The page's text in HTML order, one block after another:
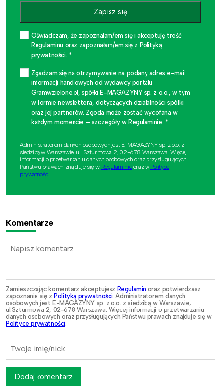
Zapisz się
Oświadczam, że zapoznałam/em się i akceptuję treść
Regulaminu oraz zapoznałam/em się z Polityką
prywatności. *
Zgadzam się na otrzymywanie na podany adres e-mail
informacji handlowych od wydawcy portalu
Gramwzielone.pl, spółki E-MAGAZYNY sp. z o.o., w tym
w formie newslettera, dotyczących działalności spółki
oraz jej partnerów. Zgoda może zostać wycofana w
każdym momencie – szczegóły w Regulaminie. *
Administratorem danych osobowych jest E-MAGAZYNY sp. z o.o. z
siedzibą w Warszawie, ul. Szturmowa 2, 02-678 Warszawa. Więcej
informacji o przetwarzaniu danych osobowych oraz przysługujących
Państwu prawach znajduje się w Regulaminieoraz w Polityce
prywatności.
Komentarze
Zamieszczając komentarz akceptujesz Regulamin oraz potwierdzasz
zapoznanie się zPolityką prywatności . Administratorem danych
osobowych jest E-MAGAZYNY sp. z o.o. z siedzibą w Warszawie,
ul.Szturmowa 2, 02-678 Warszawa. Więcej informacji o przetwarzaniu
danych osobowych oraz przysługujących Państwu prawach znajduje się w
Polityce prywatności
Dodaj komentarz